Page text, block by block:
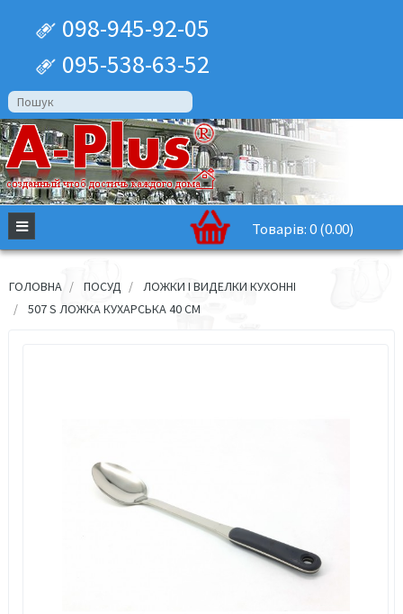
098-945-92-05
095-538-63-52
Товарів: 0 (0.00)
ГОЛОВНА ПОСУД
ЛОЖКИ І ВИДЕЛКИ КУХОННІ
507 S ЛОЖКА КУХАРСЬКА 40 СМ